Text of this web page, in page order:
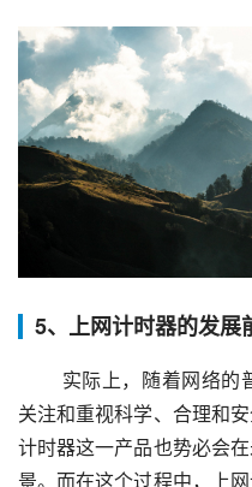
5、上网计时器的发展
关注和重视科学、合理和
计时器这一产品也势必会
景。而在这个过程中，上